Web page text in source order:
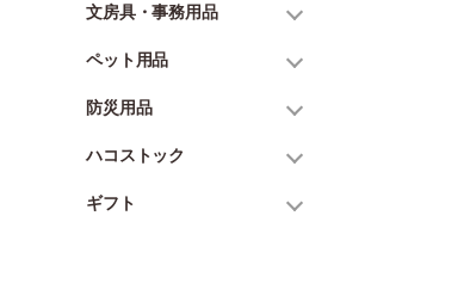
文房具・事務用品
ペット用品
防災用品
ハコストック
ギフト